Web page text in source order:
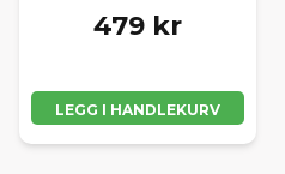
479 kr
LEGG I HANDLEKURV